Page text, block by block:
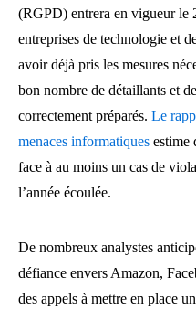
(RGPD) entrera en vigueur le
entreprises de technologie et
avoir déjà pris les mesures
bon nombre de détaillants et
correctement préparés. Le
menaces informatiques estime
face à au moins un cas de
l’année écoulée.
De nombreux analystes
défiance envers Amazon,
des appels à mettre en place